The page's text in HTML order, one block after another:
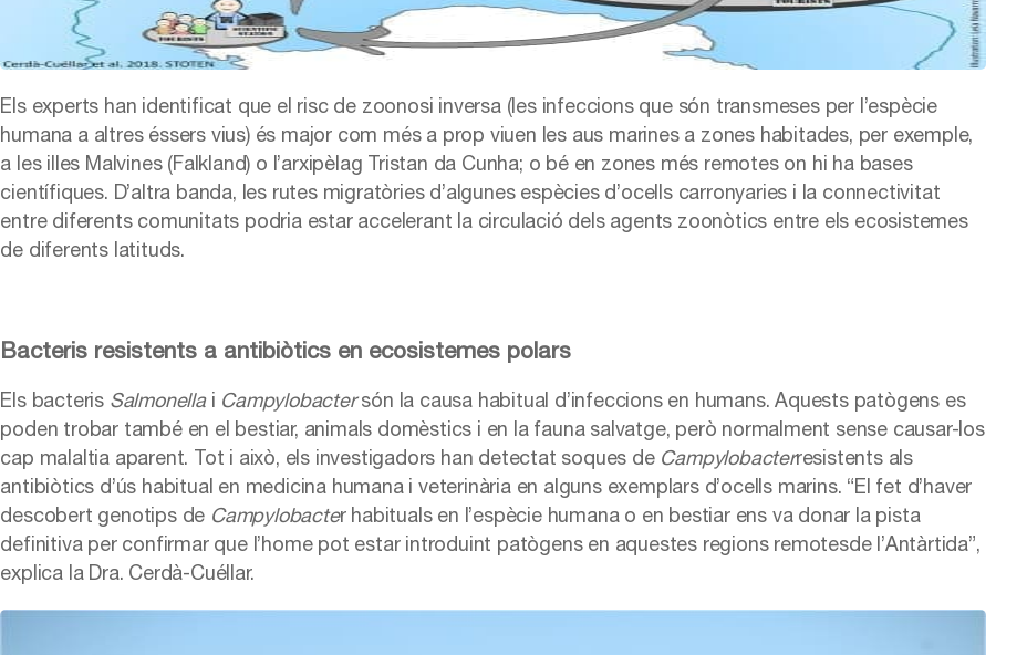
Els experts han identificat que el risc de zoonosi inversa (les infeccions que són transmeses per l’espècie
humana a altres éssers vius) és major com més a prop viuen les aus marines a zones habitades, per exemple,
a les illes Malvines (Falkland) o l’arxipèlag Tristan da Cunha; o bé en zones més remotes on hi ha bases
científiques. D’altra banda, les rutes migratòries d’algunes espècies d’ocells carronyaries i la connectivitat
entre diferents comunitats podria estar accelerant la circulació dels agents zoonòtics entre els ecosistemes
de diferents latituds.
Bacteris resistents a antibiòtics en ecosistemes polars
Els bacteris Salmonella i Campylobactersón la causa habitual d’infeccions en humans. Aquests patògens es
poden trobar també en el bestiar, animals domèstics i en la fauna salvatge, però normalment sense causar-los
cap malaltia aparent. Tot i això, els investigadors han detectat soques de Campylobacterresistents als
antibiòtics d’ús habitual en medicina humana i veterinària en alguns exemplars d’ocells marins. “El fet d’haver
descobert genotips de Campylobacter habituals en l’espècie humana o en bestiar ens va donar la pista
definitiva per confirmar que l’home pot estar introduint patògens en aquestes regions remotesde l’Antàrtida”,
explica la Dra. Cerdà-Cuéllar.